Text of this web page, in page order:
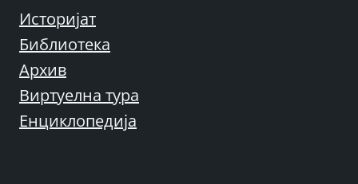
Историјат
Библиотека
Архив
Виртуелна тура
Енциклопедија